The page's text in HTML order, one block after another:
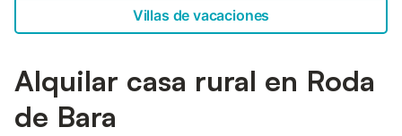
Villas de vacaciones
Alquilar casa rural en Roda
de Bara